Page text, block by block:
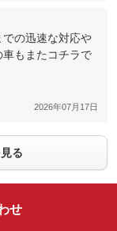
の迅速な対応や
もまたコチラで
2026年07月17日
る
せ